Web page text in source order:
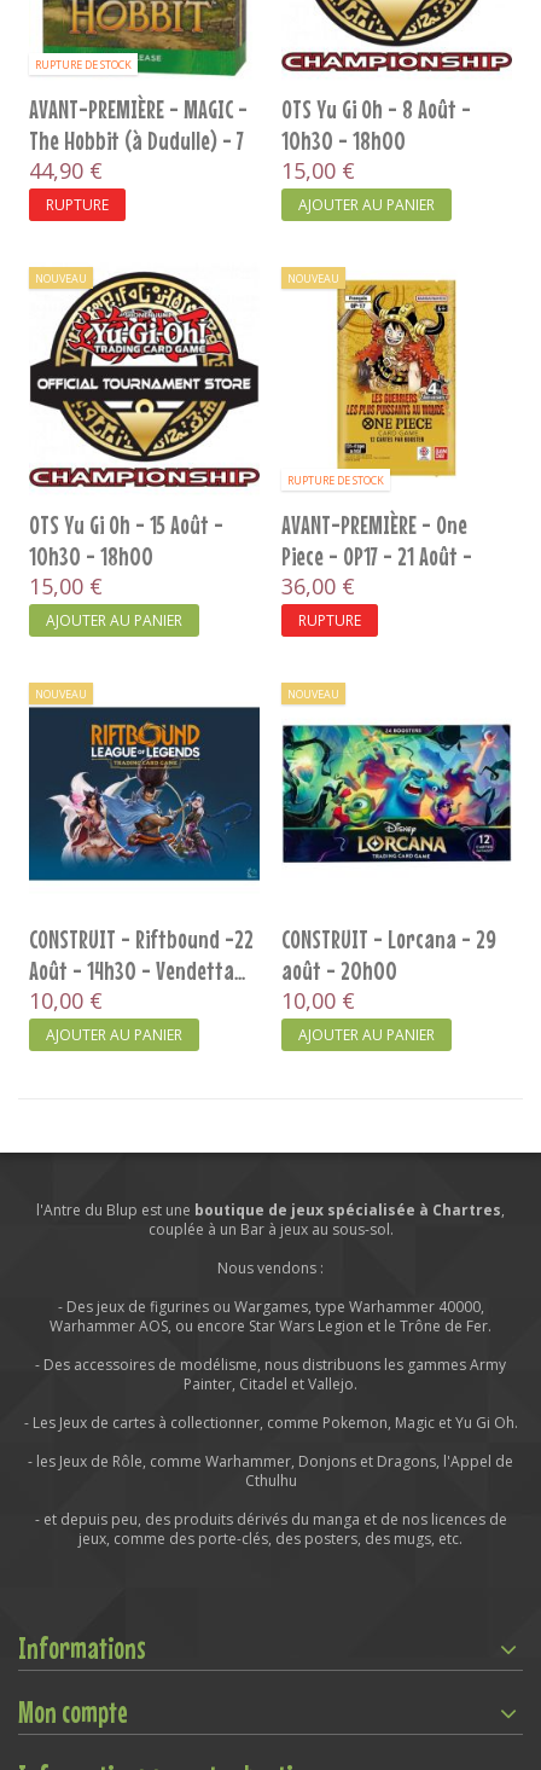
RUPTURE DE STOCK
AVANT-PREMIÈRE - MAGIC -
The Hobbit (à Dudulle) - 7
Août...
44,90 €
RUPTURE
OTS Yu Gi Oh - 8 Août -
10h30 - 18h00
15,00 €
AJOUTER AU PANIER
NOUVEAU
OTS Yu Gi Oh - 15 Août -
10h30 - 18h00
15,00 €
AJOUTER AU PANIER
NOUVEAU
RUPTURE DE STOCK
AVANT-PREMIÈRE - One
Piece - OP17 - 21 Août -
20h00
36,00 €
RUPTURE
NOUVEAU
CONSTRUIT - Riftbound -22
Août - 14h30 - Vendetta...
10,00 €
AJOUTER AU PANIER
NOUVEAU
CONSTRUIT - Lorcana - 29
août - 20h00
10,00 €
AJOUTER AU PANIER
l'Antre du Blup est une boutique de jeux spécialisée à Chartres,
couplée à un Bar à jeux au sous-sol.
Nous vendons :
- Des jeux de figurines ou Wargames, type Warhammer 40000,
Warhammer AOS, ou encore Star Wars Legion et le Trône de Fer.
- Des accessoires de modélisme, nous distribuons les gammes Army
Painter, Citadel et Vallejo.
- Les Jeux de cartes à collectionner, comme Pokemon, Magic et Yu Gi Oh.
- les Jeux de Rôle, comme Warhammer, Donjons et Dragons, l'Appel de
Cthulhu
- et depuis peu, des produits dérivés du manga et de nos licences de
jeux, comme des porte-clés, des posters, des mugs, etc.
Informations
Mon compte